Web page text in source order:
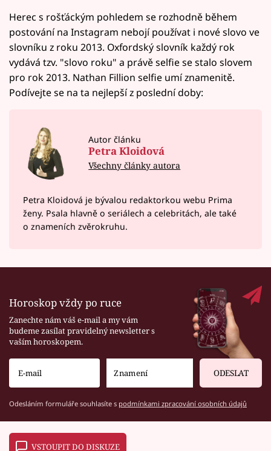
Herec s rošťáckým pohledem se rozhodně během
postování na Instagram nebojí používat i nové slovo ve
slovníku z roku 2013. Oxfordský slovník každý rok
vydává tzv. "slovo roku" a právě selfie se stalo slovem
pro rok 2013. Nathan Fillion selfie umí znamenitě.
Podívejte se na ta nejlepší z poslední doby:
Autor článku
Petra Kloidová
Všechny články autora
Petra Kloidová je bývalou redaktorkou webu Prima
ženy. Psala hlavně o seriálech a celebritách, ale také
o znameních zvěrokruhu.
Horoskop vždy po ruce
Zanechte nám váš e-mail a my vám
budeme zasílat pravidelný newsletter s
vaším horoskopem.
ODESLAT
Odesláním formuláře souhlasíte s podmínkami zpracování osobních údajů
VSTOUPIT DO DISKUZE